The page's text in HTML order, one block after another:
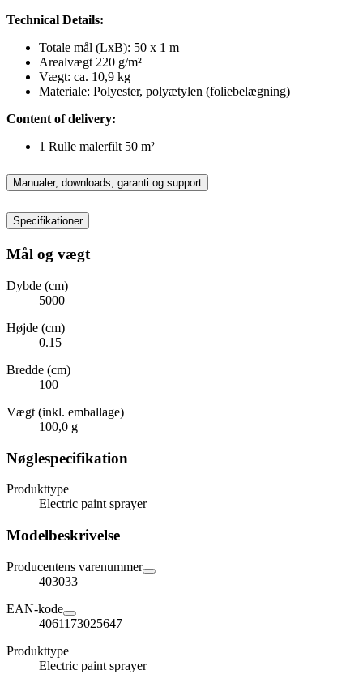
Technical Details:
Totale mål (LxB): 50 x 1 m
Arealvægt 220 g/m²
Vægt: ca. 10,9 kg
Materiale: Polyester, polyætylen (foliebelægning)
Content of delivery:
1 Rulle malerfilt 50 m²
Manualer, downloads, garanti og support
Specifikationer
Mål og vægt
Dybde (cm)
5000
Højde (cm)
0.15
Bredde (cm)
100
Vægt (inkl. emballage)
100,0 g
Nøglespecifikation
Produkttype
Electric paint sprayer
Modelbeskrivelse
Producentens varenummer
403033
EAN-kode
4061173025647
Produkttype
Electric paint sprayer